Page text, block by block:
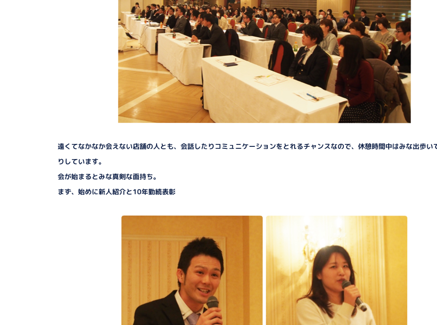
遠くてなかなか会えない店舗の人とも、会話したりコミュニケーションをとれるチャンスなので、休憩時間中はみな出歩い
りしています。
会が始まるとみな真剣な面持ち。
まず、始めに新人紹介と10年勤続表彰